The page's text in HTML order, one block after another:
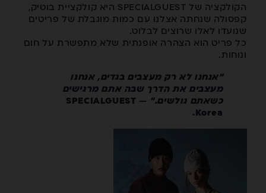
הקולקציה של SPECIALGUEST היא קולקציית בוטיק,
קפסולה שנחתה אצלנו עם כמות מוגבלת של פריטים
שנועדו לאלו שרוצים לבלוט.
כל פריט הוא הצהרה אופנתית שלא מתפשרת על חום
ונוחות.
"אנחנו לא רק מעצבים בגדים, אנחנו
מעצבים את הדרך שבה אתם מרגישים
כשאתם גולשים."
— SPECIALGUEST
Korea.